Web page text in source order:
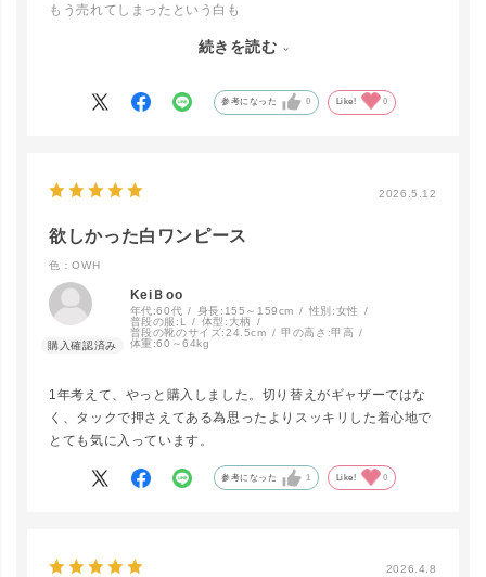
もう売れてしまったという白も
サンダルを合わせても、ブーツを合わせても
続きを読む
参考になった 0 Like! 0
2026.5.12
欲しかった白ワンピース
色：OWH
KeiＢoo
年代:60代 身長: 155～159cm 性別:女性
普段の服: L 体型: 大柄
普段の靴のサイズ:24.5cm 甲の高さ:甲高
体重:60～64kg
1年考えて、やっと購入しました。切り替えがギャザーではな
く、タックで押さえてある為思ったよりスッキリした着心地で
とても気に入っています。
参考になった 1 Like! 0
2026.4.8